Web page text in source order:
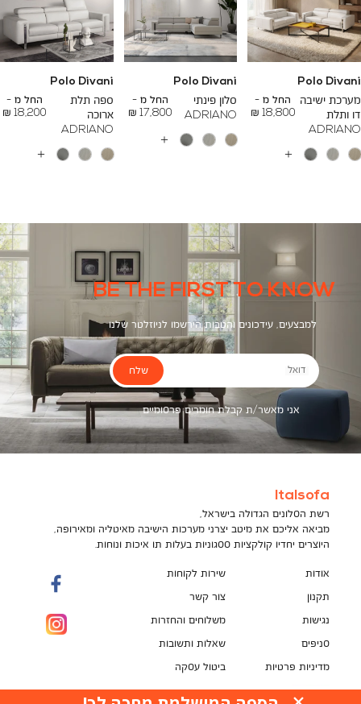
Polo Divani
מערכת ישיבה
דו ותלת
ADRIANO
החל מ -
18,800 ₪
To
24,500 ₪
עוד
Polo Divani
סלון פינתי
ADRIANO
החל מ -
17,800 ₪
To
26,700 ₪
עוד
Polo Divani
ספה תלת
ארוכה
ADRIANO
החל מ -
18,200 ₪
To
23,200 ₪
עוד
BE THE FIRST TO KNOW
למבצעים, עידכונים והטבות הירשמו לניוזלטר שלנו
דואל
אני מאשר/ת קבלת חומרים פרסומיים
שלח
Italsofa
רשת הסלונים הגדולה בישראל,
מביאה אליכם את מיטב יצרני מערכות הישיבה מאיטליה ומאירופה,
היוצרים יחדיו קולקציות ססגוניות בעלות תו איכות ונוחות.
אודות
תקנון
נגישות
סניפים
מדיניות פרטיות
שירות לקוחות
צור קשר
משלוחים והחזרות
שאלות ותשובות
ביטול עסקה
תקנון מועדון לקוחות